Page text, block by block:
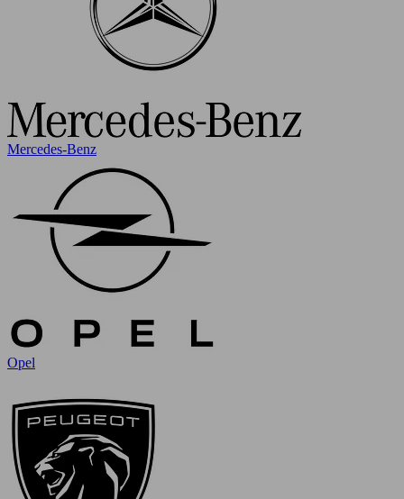
Mercedes-Benz
Opel